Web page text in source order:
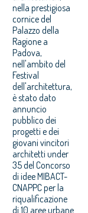
nella prestigiosa
cornice del
Palazzo della
Ragione a
Padova,
nell'ambito del
Festival
dell'architettura,
è stato dato
annuncio
pubblico dei
progetti e dei
giovani vincitori
architetti under
35 del Concorso
di idee MIBACT-
CNAPPC per la
riqualificazione
di 10 aree urbane